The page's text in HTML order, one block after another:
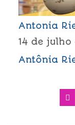
Antonia
14 de julho
Antônia